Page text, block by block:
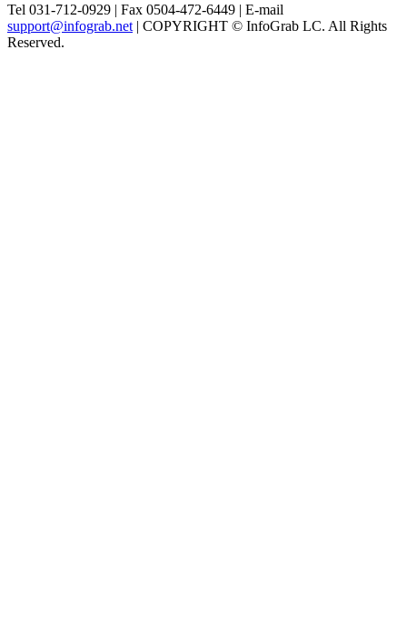
Tel 031-712-0929 | Fax 0504-472-6449 | E-mail
support@infograb.net | COPYRIGHT © InfoGrab LC. All Rights
Reserved.